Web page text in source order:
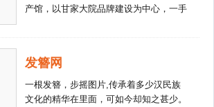
产馆，以甘家大院品牌建设为中心，一手
响、独具特色的民俗、非遗\\\'双博馆。
发簪网
一根发簪，步摇图片,传承着多少汉民族
文化的精华在里面，可如今却知之甚少。